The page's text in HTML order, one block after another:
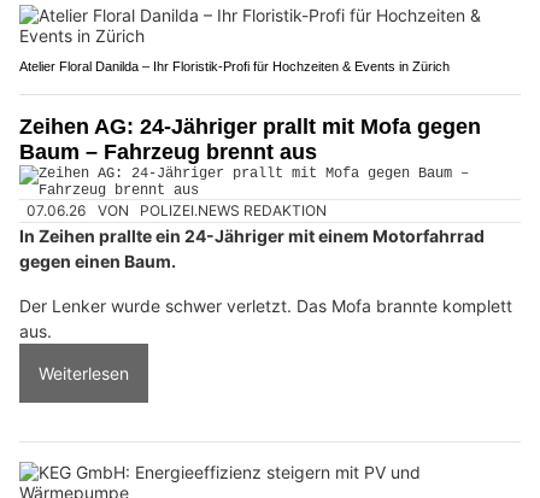
Atelier Floral Danilda – Ihr Floristik-Profi für Hochzeiten & Events in Zürich
Zeihen AG: 24-Jähriger prallt mit Mofa gegen
Baum – Fahrzeug brennt aus
07.06.26 VON POLIZEI.NEWS REDAKTION
In Zeihen prallte ein 24-Jähriger mit einem Motorfahrrad
gegen einen Baum.
Der Lenker wurde schwer verletzt. Das Mofa brannte komplett
aus.
Weiterlesen